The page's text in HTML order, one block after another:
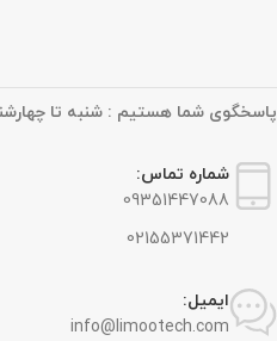
پاسخگوی شما هستیم : شنبه تا
شماره تماس:
09351447088
02155371442
ایمیل:
info@limootech.com